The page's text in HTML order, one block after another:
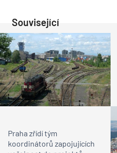
Související
Praha zřídí tým
koordinátorů zapojujících